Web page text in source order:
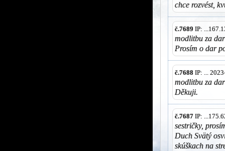
chce rozvést,
č.7689 IP:
modlitbu za
Prosím o dar
č.7688 IP: ...
modlitbu za
Děkuji.
č.7687 IP:
sestričky,
Duch Svätý
skúškach na